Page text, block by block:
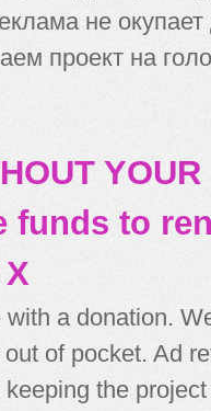
не
проект на
funds to
a donation.
of pocket. Ad
keeping the